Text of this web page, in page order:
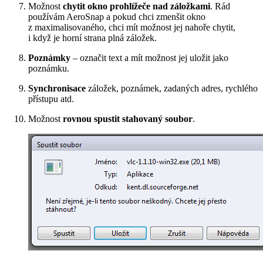
Možnost chytit okno prohlížeče nad záložkami. Rád
používám AeroSnap a pokud chci zmenšit okno
z maximalisovaného, chci mít možnost jej nahoře chytit,
i když je horní strana plná záložek.
Poznámky – označit text a mít možnost jej uložit jako
poznámku.
Synchronisace záložek, poznámek, zadaných adres, rychlého
přístupu atd.
Možnost rovnou spustit stahovaný soubor.